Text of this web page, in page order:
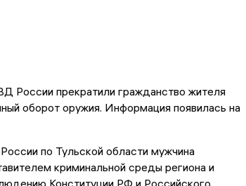
России прекратили гражданство жителя
оборот оружия. Информация появилась на
по Тульской области мужчина
криминальной среды региона и